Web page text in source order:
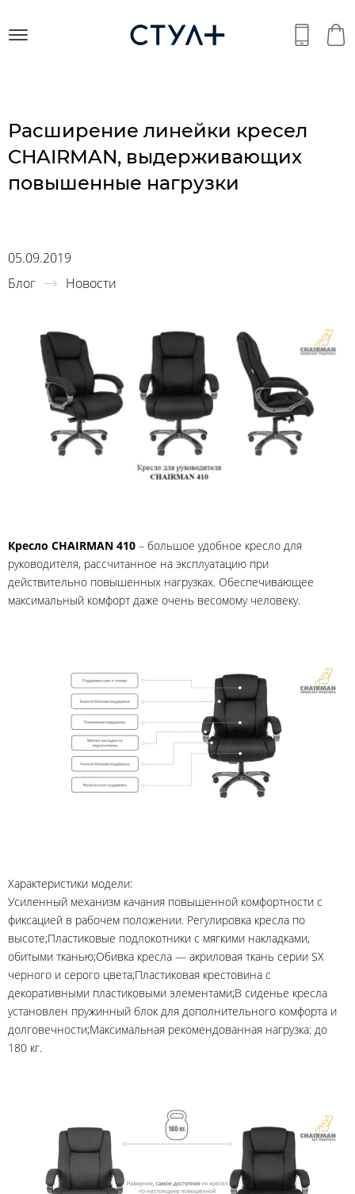
Расширение линейки кресел
CHAIRMAN, выдерживающих
повышенные нагрузки
05.09.2019
Блог
Новости
Кресло CHAIRMAN 410 – большое удобное кресло для
руководителя, рассчитанное на эксплуатацию при
действительно повышенных нагрузках. Обеспечивающее
максимальный комфорт даже очень весомому человеку.
Характеристики модели:
Усиленный механизм качания повышенной комфортности с
фиксацией в рабочем положении. Регулировка кресла по
высоте;Пластиковые подлокотники с мягкими накладками,
обитыми тканью;Обивка кресла — акриловая ткань серии SX
черного и серого цвета;Пластиковая крестовина с
декоративными пластиковыми элементами;В сиденье кресла
установлен пружинный блок для дополнительного комфорта и
долговечности;Максимальная рекомендованная нагрузка: до
180 кг.